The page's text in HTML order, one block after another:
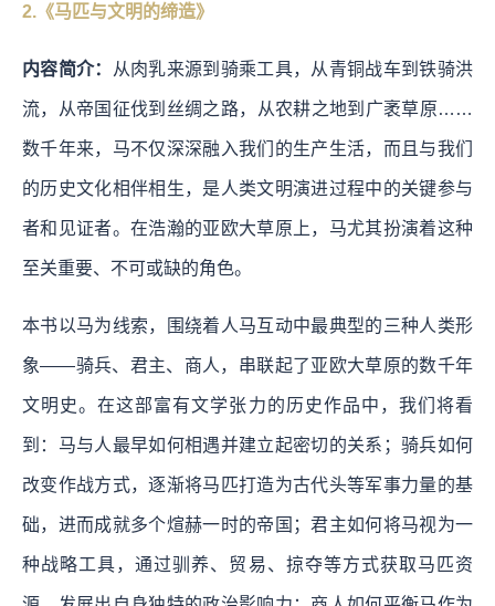
2.《马匹与文明的缔造》
内容简介： 从肉乳来源到骑乘工具，从青铜战车到铁骑洪
流，从帝国征伐到丝绸之路，从农耕之地到广袤草原……
数千年来，马不仅深深融入我们的生产生活，而且与我们
的历史文化相伴相生，是人类文明演进过程中的关键参与
者和见证者。在浩瀚的亚欧大草原上，马尤其扮演着这种
至关重要、不可或缺的角色。
本书以马为线索，围绕着人马互动中最典型的三种人类形
象——骑兵、君主、商人，串联起了亚欧大草原的数千年
文明史。在这部富有文学张力的历史作品中，我们将看
到：马与人最早如何相遇并建立起密切的关系；骑兵如何
改变作战方式，逐渐将马匹打造为古代头等军事力量的基
础，进而成就多个煊赫一时的帝国；君主如何将马视为一
种战略工具，通过驯养、贸易、掠夺等方式获取马匹资